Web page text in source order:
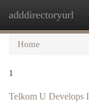
adddirectoryurl
Home
1
Telkom U Develops